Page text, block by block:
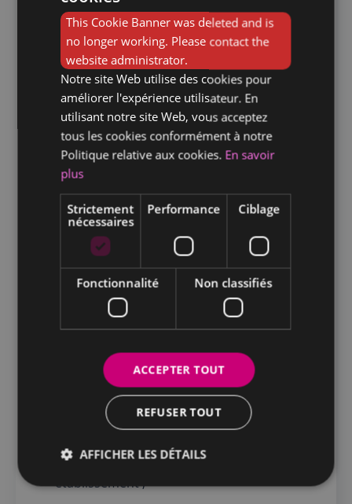
personnel de salle et la direction ;
d’un sens aigu de l’organisation, du détail
et de la qualité, pour assurer une
prestation de service irréprochable ;
d’une grande capacité à travailler sous
pression, car les cuisines de restaurant
peuvent être des environnements
stressants.
Quelles stratégies pour
recruter un chef cuisinier ?
recruter un chef de cuisine
, une
stratégie de recrutement bien pensée est
indispensable. Par exemple :
définissez clairement le profil recherché et
utilisez des canaux de recrutement
efficaces et ciblés ;
proposez une offre attractive qui met en
valeur les opportunités de carrière et les
avantages proposés par votre
établissement ;
DUTCH
This Cookie Banner was deleted and is
no longer working. Please contact the
website administrator.
Notre site Web utilise des cookies pour
améliorer l'expérience utilisateur. En
utilisant notre site Web, vous acceptez
tous les cookies conformément à notre
Politique relative aux cookies. En savoir
plus
Strictement
nécessaires
Performance Ciblage
Fonctionnalité Non classifiés
ACCEPTER TOUT
REFUSER TOUT
AFFICHER LES DÉTAILS